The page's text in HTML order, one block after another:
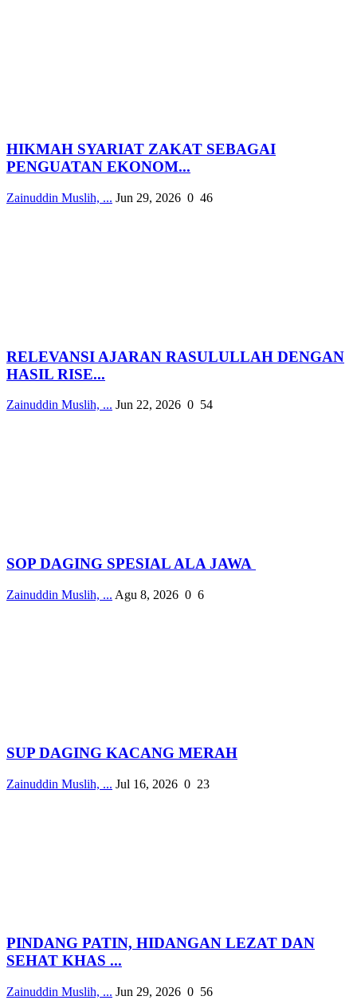
HIKMAH SYARIAT ZAKAT SEBAGAI
PENGUATAN EKONOM...
Zainuddin Muslih, ... Jun 29, 2026 0 46
RELEVANSI AJARAN RASULULLAH DENGAN
HASIL RISE...
Zainuddin Muslih, ... Jun 22, 2026 0 54
SOP DAGING SPESIAL ALA JAWA
Zainuddin Muslih, ... Agu 8, 2026 0 6
SUP DAGING KACANG MERAH
Zainuddin Muslih, ... Jul 16, 2026 0 23
PINDANG PATIN, HIDANGAN LEZAT DAN
SEHAT KHAS ...
Zainuddin Muslih, ... Jun 29, 2026 0 56